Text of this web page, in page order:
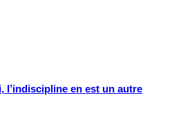
l’indiscipline en est un autre